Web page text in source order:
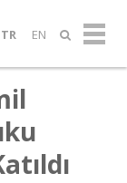
TR EN